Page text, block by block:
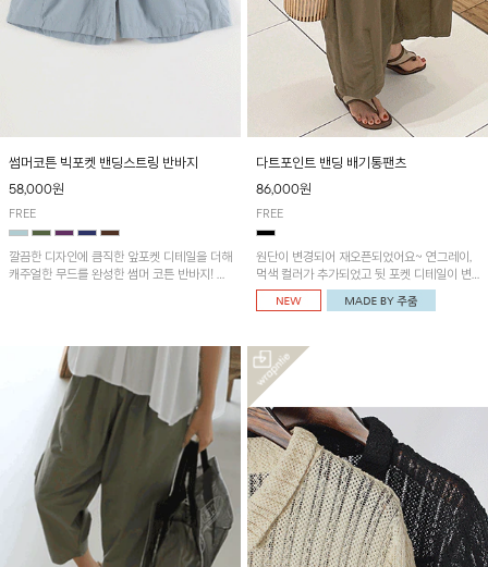
썸머코튼 빅포켓 밴딩스트링 반바지
58,000원
FREE
깔끔한 디자인에 큼직한 앞포켓 디테일을 더해
캐주얼한 무드를 완성한 썸머 코튼 반바지! 허
다트포인트 밴딩 배기통팬츠
86,000원
FREE
원단이 변경되어 재오픈되었어요~ 연그레이,
먹색 컬러가 추가되었고 뒷 포켓 디테일이 변
경되었습니다~가볍고 시원하게 착용되는 배
기통팬츠! 허리밴딩과 여유로운 통으로 편안해